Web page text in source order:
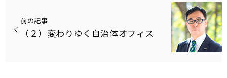
前の記事
（２）変わりゆく自治体オフィス